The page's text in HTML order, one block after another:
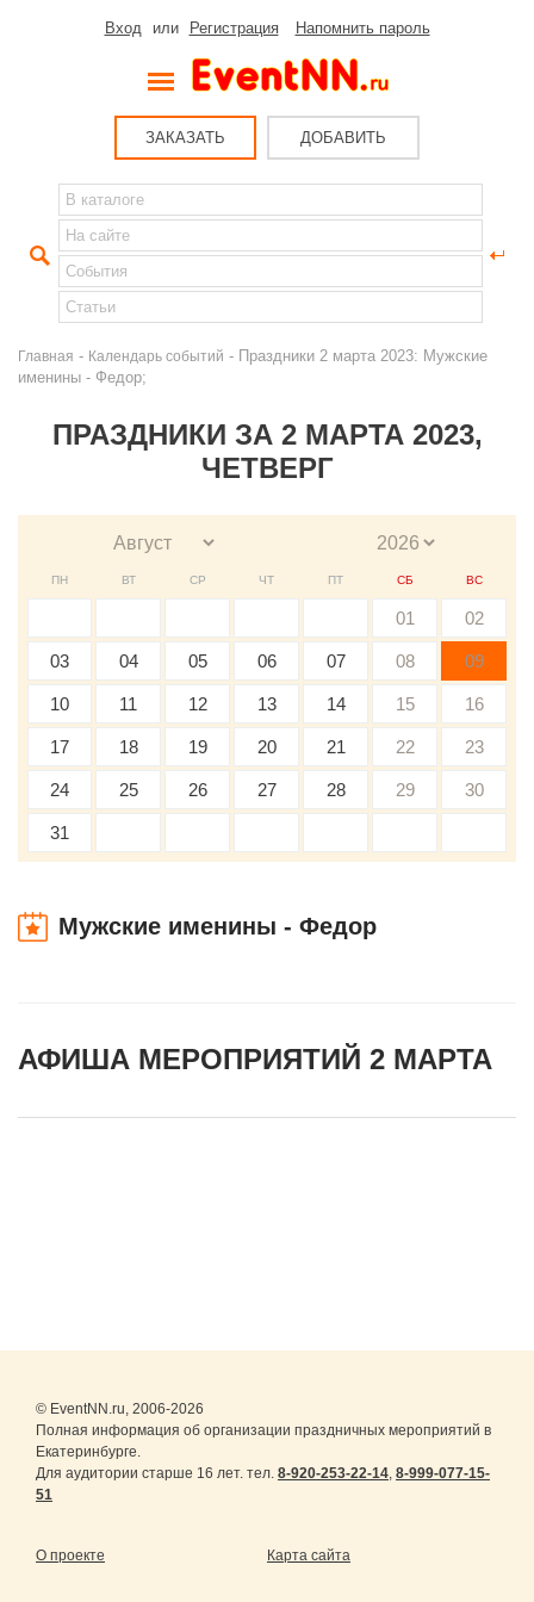
Вход или Регистрация Напомнить пароль
ЗАКАЗАТЬ ДОБАВИТЬ
Главная - Календарь событий - Праздники 2 марта 2023: Мужские
именины - Федор;
ПРАЗДНИКИ ЗА 2 МАРТА 2023,
ЧЕТВЕРГ
ПН ВТ СР ЧТ ПТ СБ ВС
01 02
03 04 05 06 07 08 09
10 11 12 13 14 15 16
17 18 19 20 21 22 23
24 25 26 27 28 29 30
31
Мужские именины - Федор
АФИША МЕРОПРИЯТИЙ 2 МАРТА
© EventNN.ru, 2006-2026
Полная информация об организации праздничных мероприятий в
Екатеринбурге.
Для аудитории старше 16 лет. тел. 8-920-253-22-14, 8-999-077-15-
51
О проекте Карта сайта